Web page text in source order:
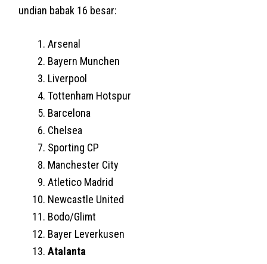
undian babak 16 besar:
Arsenal
Bayern Munchen
Liverpool
Tottenham Hotspur
Barcelona
Chelsea
Sporting CP
Manchester City
Atletico Madrid
Newcastle United
Bodo/Glimt
Bayer Leverkusen
Atalanta